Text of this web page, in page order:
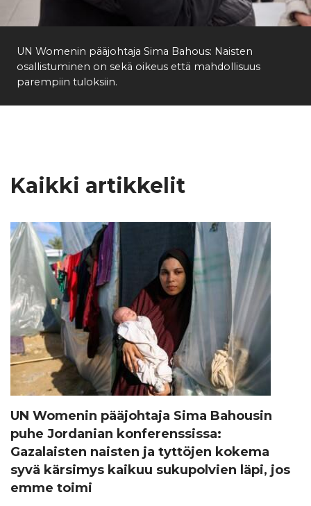
UN Womenin pääjohtaja Sima Bahous: Naisten
osallistuminen on sekä oikeus että mahdollisuus
parempiin tuloksiin.
Kaikki artikkelit
UN Womenin pääjohtaja Sima Bahousin
puhe Jordanian konferenssissa:
Gazalaisten naisten ja tyttöjen kokema
syvä kärsimys kaikuu sukupolvien läpi, jos
emme toimi